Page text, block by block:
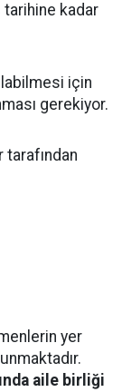
kadar
için
gerekiyor.
yer
aile birliği